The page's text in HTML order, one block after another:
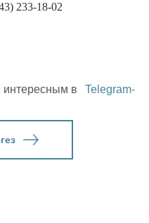
233-18-02
в
Telegram-